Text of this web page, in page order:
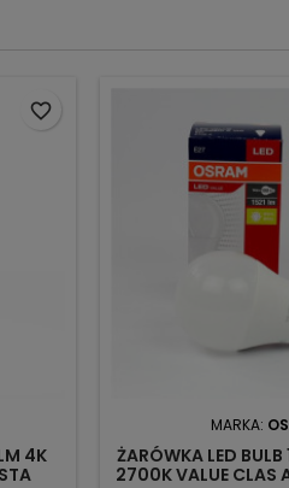
4K
favorite_border
MARKA:
ŻARÓWKA LED BULB
2700K VALUE CLAS